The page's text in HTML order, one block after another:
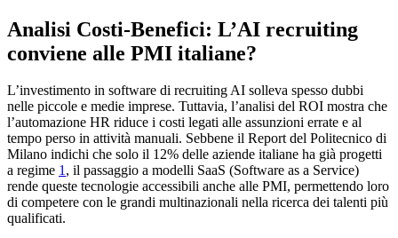
Analisi Costi-Benefici: L’AI recruiting
conviene alle PMI italiane?
L’investimento in software di recruiting AI solleva spesso dubbi
nelle piccole e medie imprese. Tuttavia, l’analisi del ROI mostra che
l’automazione HR riduce i costi legati alle assunzioni errate e al
tempo perso in attività manuali. Sebbene il Report del Politecnico di
Milano indichi che solo il 12% delle aziende italiane ha già progetti
a regime 1, il passaggio a modelli SaaS (Software as a Service)
rende queste tecnologie accessibili anche alle PMI, permettendo loro
di competere con le grandi multinazionali nella ricerca dei talenti più
qualificati.